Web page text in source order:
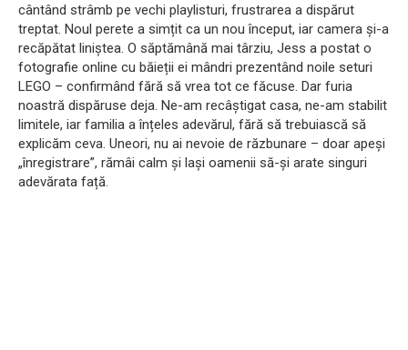
cântând strâmb pe vechi playlisturi, frustrarea a dispărut
treptat. Noul perete a simțit ca un nou început, iar camera și-a
recăpătat liniștea. O săptămână mai târziu, Jess a postat o
fotografie online cu băieții ei mândri prezentând noile seturi
LEGO – confirmând fără să vrea tot ce făcuse. Dar furia
noastră dispăruse deja. Ne-am recâștigat casa, ne-am stabilit
limitele, iar familia a înțeles adevărul, fără să trebuiască să
explicăm ceva. Uneori, nu ai nevoie de răzbunare – doar apeși
„înregistrare”, rămâi calm și lași oamenii să-și arate singuri
adevărata față.